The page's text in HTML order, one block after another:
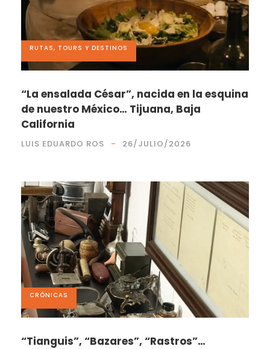
RUTAS, TOURS Y DESTINOS
“La ensalada César”, nacida en la esquina
de nuestro México… Tijuana, Baja
California
LUIS EDUARDO ROS 26/JULIO/2026
CRÓNICAS
“Tianguis”, “Bazares”, “Rastros”…